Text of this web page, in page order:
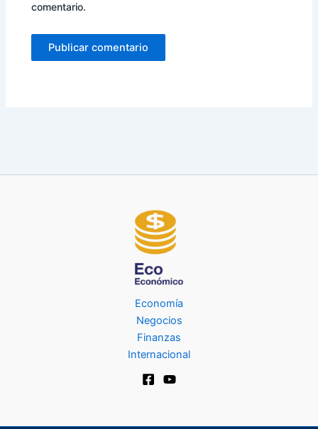
comentario.
Economía
Negocios
Finanzas
Internacional